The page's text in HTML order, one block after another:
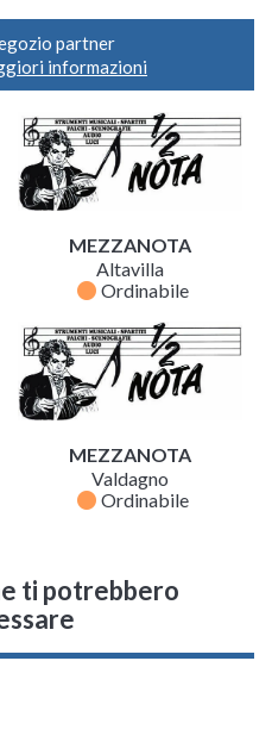
partner
informazioni
MEZZANOTA
Altavilla
fiber_manual_record Ordinabile
MEZZANOTA
Valdagno
fiber_manual_record Ordinabile
ti potrebbero